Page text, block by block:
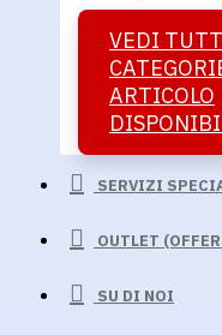
VEDI
ARTICOLO
SERVIZI
OUTLET
SU DI NOI